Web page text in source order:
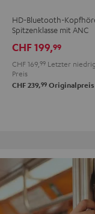
3
Night
Black
3
Pearl
White
3
Steel
Blue
HD-Bluetooth-
Spitzenklasse mit ANC
CHF 199,99
CHF 169, 99 Letzter
Preis
CHF 239,99 Originalpreis